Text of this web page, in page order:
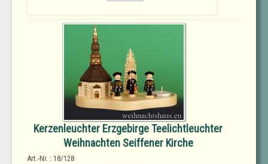
Kerzenleuchter Erzgebirge Teelichtleuchter
Weihnachten Seiffener Kirche
Art.-Nr. : 18/128